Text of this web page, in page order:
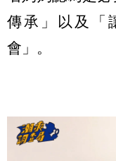
傳承」以及「
會」。